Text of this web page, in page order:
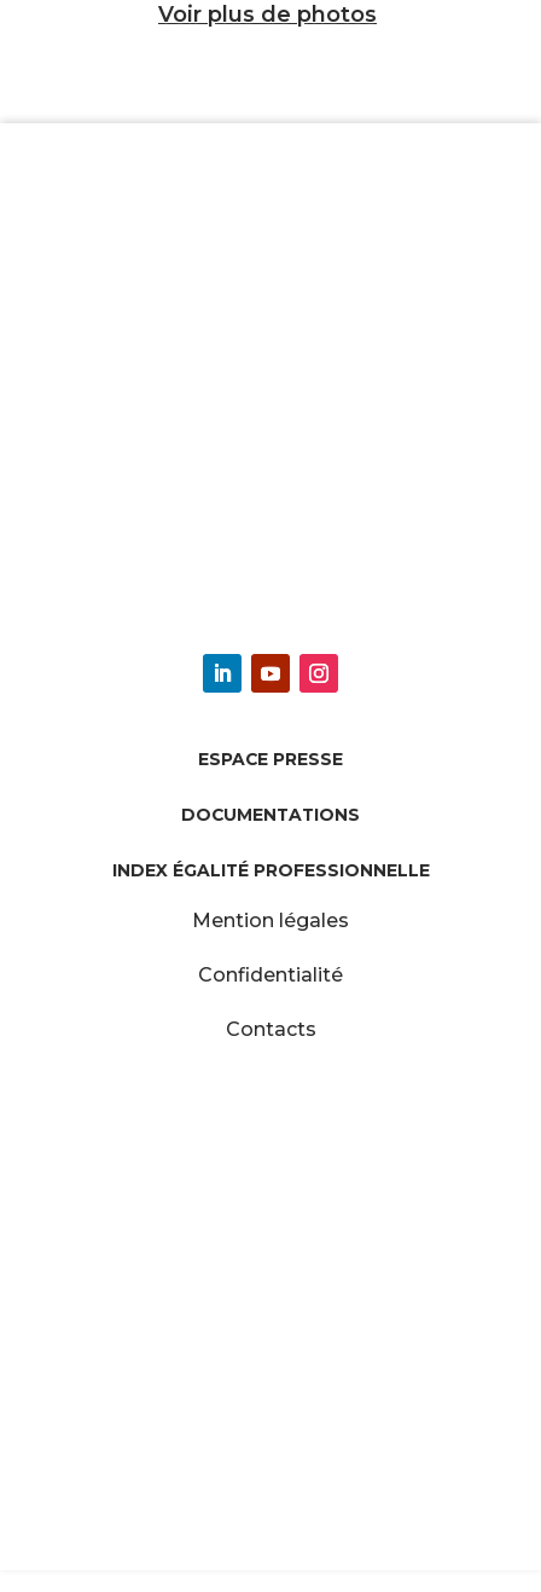
Voir plus de photos
ESPACE PRESSE
DOCUMENTATIONS
INDEX ÉGALITÉ PROFESSIONNELLE
Mention légales
Confidentialité
Contacts